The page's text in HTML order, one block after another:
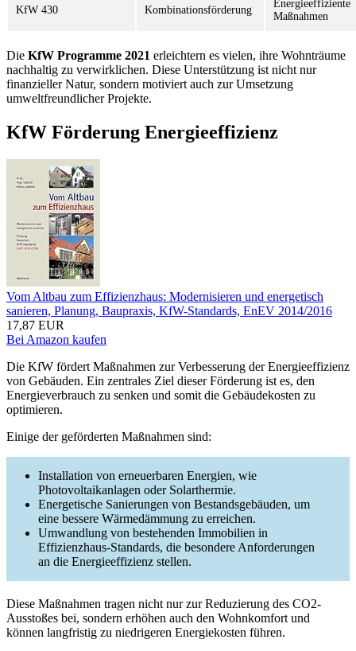
KfW 430 Kombinationsförderung
Energieeffiziente
Maßnahmen
Die KfW Programme 2021 erleichtern es vielen, ihre Wohnträume
nachhaltig zu verwirklichen. Diese Unterstützung ist nicht nur
finanzieller Natur, sondern motiviert auch zur Umsetzung
umweltfreundlicher Projekte.
KfW Förderung Energieeffizienz
Vom Altbau zum Effizienzhaus: Modernisieren und energetisch
sanieren, Planung, Baupraxis, KfW-Standards, EnEV 2014/2016
17,87 EUR
Bei Amazon kaufen
Die KfW fördert Maßnahmen zur Verbesserung der Energieeffizienz
von Gebäuden. Ein zentrales Ziel dieser Förderung ist es, den
Energieverbrauch zu senken und somit die Gebäudekosten zu
optimieren.
Einige der geförderten Maßnahmen sind:
Installation von erneuerbaren Energien, wie
Photovoltaikanlagen oder Solarthermie.
Energetische Sanierungen von Bestandsgebäuden, um
eine bessere Wärmedämmung zu erreichen.
Umwandlung von bestehenden Immobilien in
Effizienzhaus-Standards, die besondere Anforderungen
an die Energieeffizienz stellen.
Diese Maßnahmen tragen nicht nur zur Reduzierung des CO2-
Ausstoßes bei, sondern erhöhen auch den Wohnkomfort und
können langfristig zu niedrigeren Energiekosten führen.